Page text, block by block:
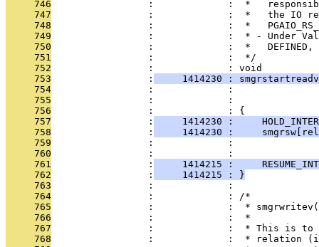
     746
:             :  *
     747
:             :  *   the IO
     748
:             :  *
     749
:             :  * - Under
     750
:             :  *
     751
                 :             :  */
     752
                 :             : void
     753
                 :
1414230 :
     754
:             :
     755
:             :
     756
                 :             : {
     757
                 :
1414230 :
     758
                 :
1414230 :
     759
:             :
     760
:             :
     761
                 :
1414215 :
     762
                 :
     1414215 : }
     763
                 :             :
     764
                 :             : /*
     765
:             :  *
     766
                 :             :  *
     767
:             :  * This is
     768
:             :  * relation